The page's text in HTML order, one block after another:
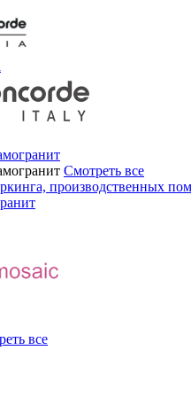
Смотреть все
производственных
все